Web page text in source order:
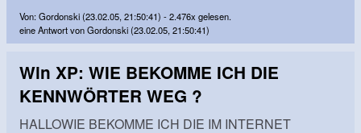
Von: Gordonski (23.02.05, 21:50:41) - 2.476x gelesen.
eine Antwort von Gordonski (23.02.05, 21:50:41)
Win XP: WIE BEKOMME ICH DIE
KENNWÖRTER WEG ?
HALLOWIE BEKOMME ICH DIE IM INTERNET